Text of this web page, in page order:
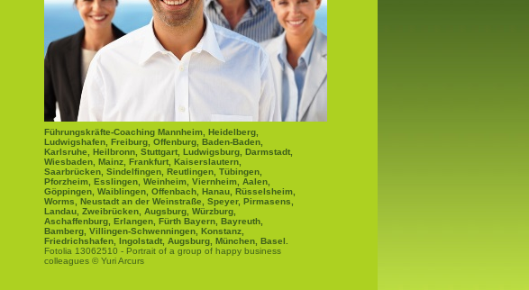
Führungskräfte-Coaching Mannheim, Heidelberg,
Ludwigshafen, Freiburg, Offenburg, Baden-Baden,
Karlsruhe, Heilbronn, Stuttgart, Ludwigsburg, Darmstadt,
Wiesbaden, Mainz, Frankfurt, Kaiserslautern,
Saarbrücken, Sindelfingen, Reutlingen, Tübingen,
Pforzheim, Esslingen, Weinheim, Viernheim, Aalen,
Göppingen, Waiblingen, Offenbach, Hanau, Rüsselsheim,
Worms, Neustadt an der Weinstraße, Speyer, Pirmasens,
Landau, Zweibrücken, Augsburg, Würzburg,
Aschaffenburg, Erlangen, Fürth Bayern, Bayreuth,
Bamberg, Villingen-Schwenningen, Konstanz,
Friedrichshafen, Ingolstadt, Augsburg, München, Basel.
Fotolia 13062510 - Portrait of a group of happy business
colleagues © Yuri Arcurs